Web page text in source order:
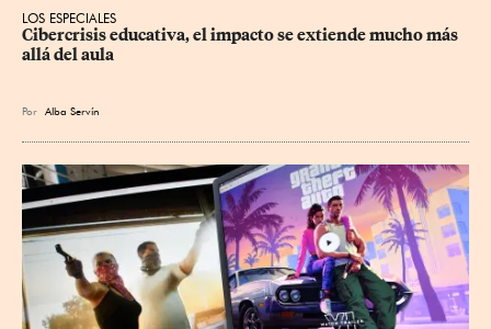
LOS ESPECIALES
Cibercrisis educativa, el impacto se extiende mucho más
allá del aula
Por Alba Servín